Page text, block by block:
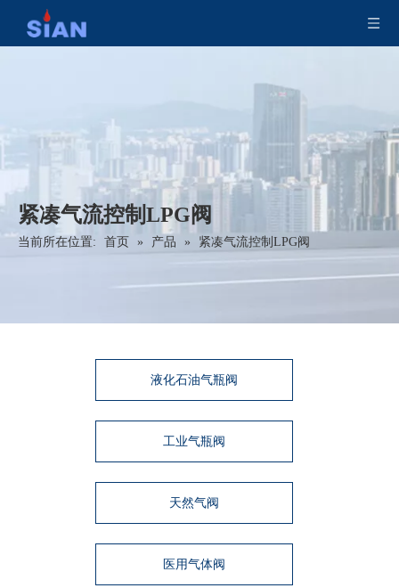
紧凑气流控制LPG阀
当前所在位置: 首页 » 产品 » 紧凑气流控制LPG阀
液化石油气瓶阀
工业气瓶阀
天然气阀
医用气体阀